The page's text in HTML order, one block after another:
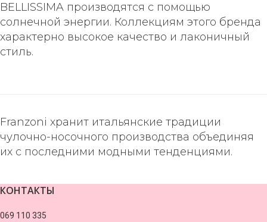
BELLISSIMA производятся с помощью
солнечной энергии. Коллекциям этого бренда
характерно высокое качество и лаконичный
стиль.
Franzoni хранит итальянские традиции
чулочно-носочного производства объединяя
их с последними модными тенденциями.
КОНТАКТЫ
069 110 335